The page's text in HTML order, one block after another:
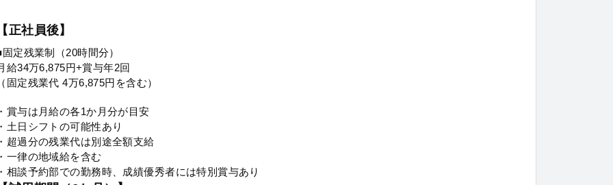
正社員後】
定残業制（20時間分）
給34万6,875円+賞与年2回
固定残業代 4万6,875円を含む）
賞与は月給の各1か月分が目安
土日シフトの可能性あり
超過分の残業代は別途全額支給
一律の地域給を含む
相談予約部での勤務時、成績優秀者には特別賞与あり